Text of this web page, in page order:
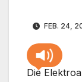
FEB. 24,
Die